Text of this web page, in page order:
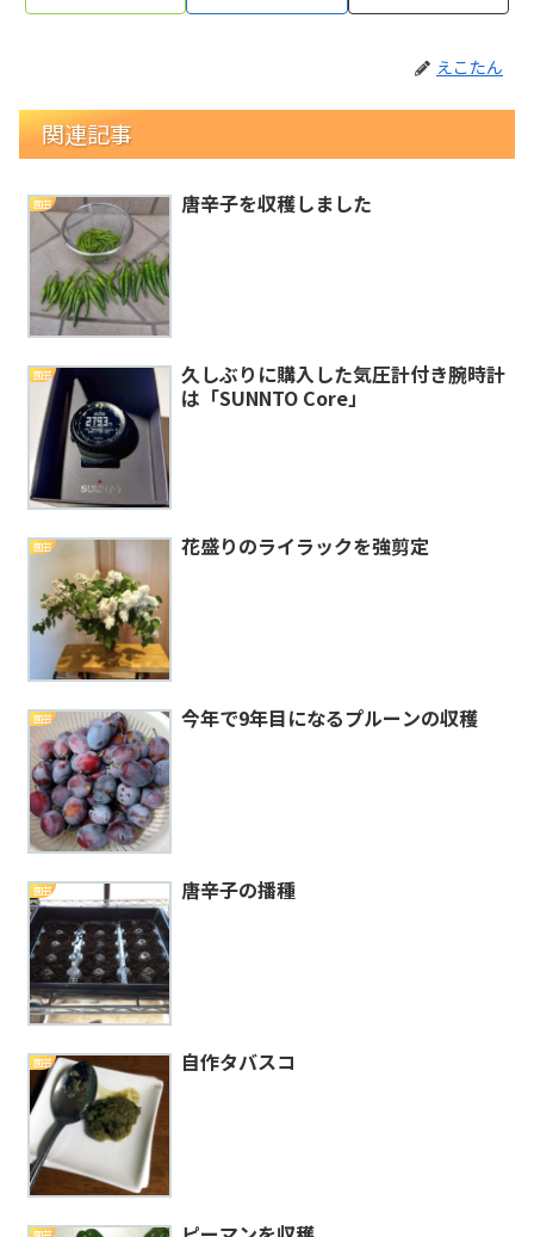
えこたん
関連記事
園芸 唐辛子を収穫しました
園芸
久しぶりに購入した気圧計付き腕時計
は「SUNNTO Core」
園芸 花盛りのライラックを強剪定
園芸 今年で9年目になるプルーンの収穫
園芸 唐辛子の播種
園芸 自作タバスコ